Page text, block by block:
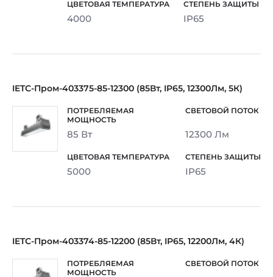
4000 IP65
IETC-Пром-403375-85-12300 (85Вт, IP65, 12300Лм, 5К)
85 Вт 12300 Лм
5000 IP65
IETC-Пром-403374-85-12200 (85Вт, IP65, 12200Лм, 4К)